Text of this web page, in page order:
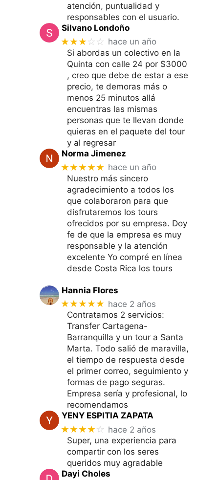
atención, puntualidad y
responsables con el usuario.
Silvano Londoño
★★★☆☆ hace un año
Si abordas un colectivo en la
Quinta con calle 24 por $3000
, creo que debe de estar a ese
precio, te demoras más o
menos 25 minutos allá
encuentras las mismas
personas que te llevan donde
quieras en el paquete del tour
y al regresar
Norma Jimenez
★★★★★ hace un año
Nuestro más sincero
agradecimiento a todos los
que colaboraron para que
disfrutaremos los tours
ofrecidos por su empresa. Doy
fe de que la empresa es muy
responsable y la atención
excelente Yo compré en línea
desde Costa Rica los tours
Hannia Flores
★★★★★ hace 2 años
Contratamos 2 servicios:
Transfer Cartagena-
Barranquilla y un tour a Santa
Marta. Todo salió de maravilla,
el tiempo de respuesta desde
el primer correo, seguimiento y
formas de pago seguras.
Empresa sería y profesional, lo
recomendamos
YENY ESPITIA ZAPATA
★★★★☆ hace 2 años
Super, una experiencia para
compartir con los seres
queridos muy agradable
Dayi Choles